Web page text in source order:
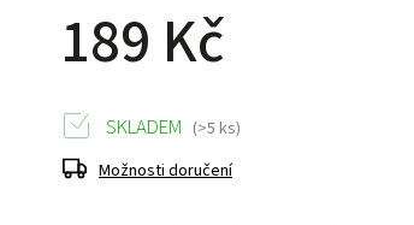
189 Kč
SKLADEM (>5 ks)
Možnosti doručení